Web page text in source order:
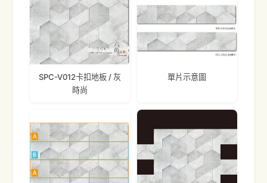
SPC-V012卡扣地板 / 灰
時尚
單片示意圖